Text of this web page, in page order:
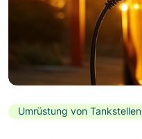
Umrüstung von Tankstellen